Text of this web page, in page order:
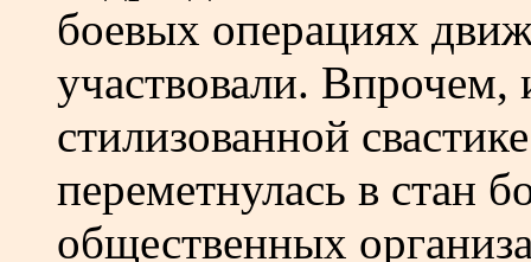
боевых операциях
участвовали.
стилизованной
переметнулась в стан
общественных